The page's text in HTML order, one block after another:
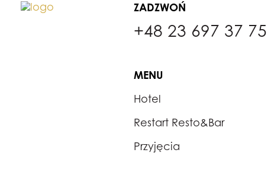
ZADZWOŃ
+48 23 697 37 75
MENU
Hotel
Restart Resto&Bar
Przyjęcia